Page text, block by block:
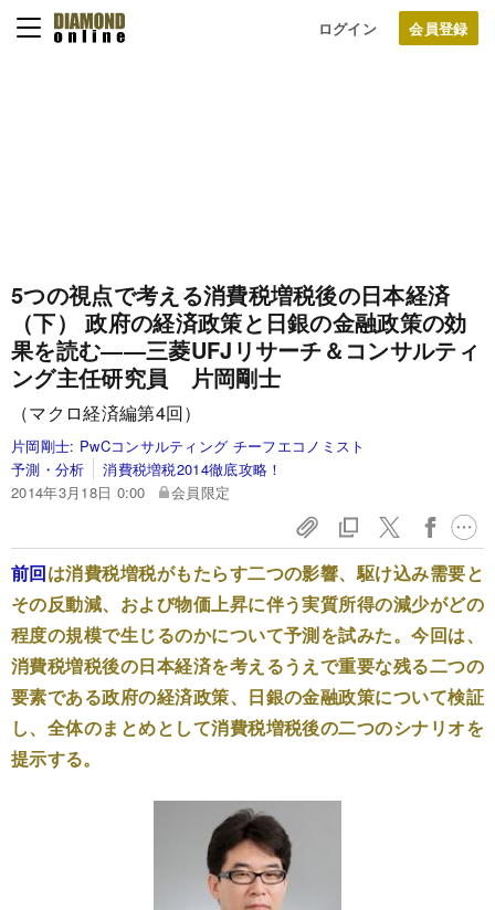
ログイン
5つの視点で考える消費税増税後の日本経済
（下）政府の経済政策と日銀の金融政策の効
果を読む――三菱UFJリサーチ＆コンサルティ
ング主任研究員 片岡剛士
（マクロ経済編第4回）
片岡剛士: PwCコンサルティング チーフエコノミスト
予測・分析
消費税増税2014徹底攻略！
2014年3月18日 0:00
会員限定
前回は消費税増税がもたらす二つの影響、駆け込み需要と
その反動減、および物価上昇に伴う実質所得の減少がどの
程度の規模で生じるのかについて予測を試みた。今回は、
消費税増税後の日本経済を考えるうえで重要な残る二つの
要素である政府の経済政策、日銀の金融政策について検証
し、全体のまとめとして消費税増税後の二つのシナリオを
提示する。